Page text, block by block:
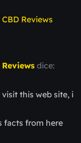
Reviews
dice:
this web site, i
facts from here